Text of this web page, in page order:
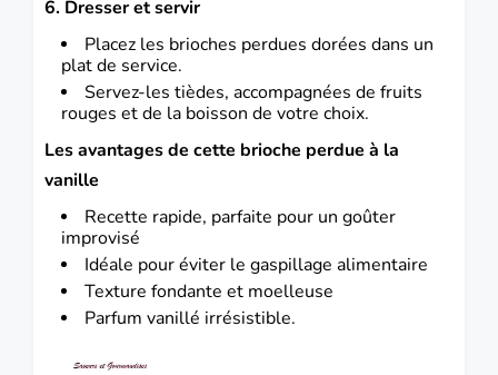
6. Dresser et servir
Placez les brioches perdues dorées dans un
plat de service.
Servez-les tièdes, accompagnées de fruits
rouges et de la boisson de votre choix.
Les avantages de cette brioche perdue à la
vanille
Recette rapide, parfaite pour un goûter
improvisé
Idéale pour éviter le gaspillage alimentaire
Texture fondante et moelleuse
Parfum vanillé irrésistible.